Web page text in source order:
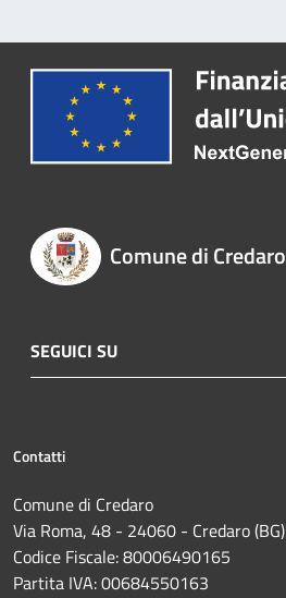
Comune di Credaro
SEGUICI SU
Contatti
Comune di Credaro
Via Roma, 48 - 24060 - Credaro (BG)
Codice Fiscale: 80006490165
Partita IVA: 00684550163